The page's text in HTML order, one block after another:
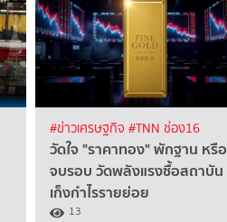
#ข่าวเศรษฐกิจ #TNN ช่อง16
วัดใจ "ราคาทอง" พักฐาน หรือ
จบรอบ วัดพลังแรงซื้อสถาบัน
เก็งกำไรรายย่อย
13